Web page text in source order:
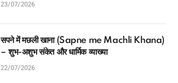
23/07/2026
सपने में मछली खाना (Sapne me Machli Khana)
– शुभ-अशुभ संकेत और धार्मिक व्याख्या
22/07/2026